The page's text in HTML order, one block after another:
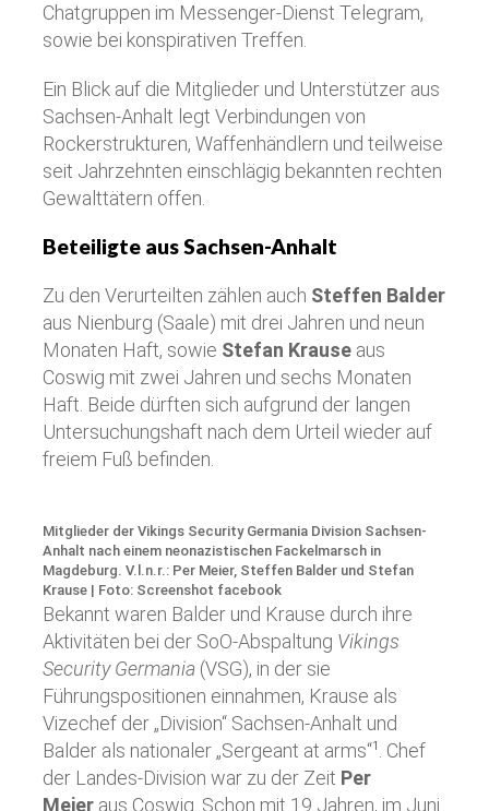
Chatgruppen im Messenger-Dienst Telegram,
sowie bei konspirativen Treffen.
Ein Blick auf die Mitglieder und Unterstützer aus
Sachsen-Anhalt legt Verbindungen von
Rockerstrukturen, Waffenhändlern und teilweise
seit Jahrzehnten einschlägig bekannten rechten
Gewalttätern offen.
Beteiligte aus Sachsen-Anhalt
Zu den Verurteilten zählen auch Steffen Balder
aus Nienburg (Saale) mit drei Jahren und neun
Monaten Haft, sowie Stefan Krause aus
Coswig mit zwei Jahren und sechs Monaten
Haft. Beide dürften sich aufgrund der langen
Untersuchungshaft nach dem Urteil wieder auf
freiem Fuß befinden.
Mitglieder der Vikings Security Germania Division Sachsen-
Anhalt nach einem neonazistischen Fackelmarsch in
Magdeburg. V.l.n.r.: Per Meier, Steffen Balder und Stefan
Krause | Foto: Screenshot facebook
Bekannt waren Balder und Krause durch ihre
Aktivitäten bei der SoO-Abspaltung Vikings
Security Germania (VSG), in der sie
Führungspositionen einnahmen, Krause als
Vizechef der „Division“ Sachsen-Anhalt und
Balder als nationaler „Sergeant at arms“1
. Chef
der Landes-Division war zu der Zeit Per
Meier aus Coswig. Schon mit 19 Jahren, im Juni